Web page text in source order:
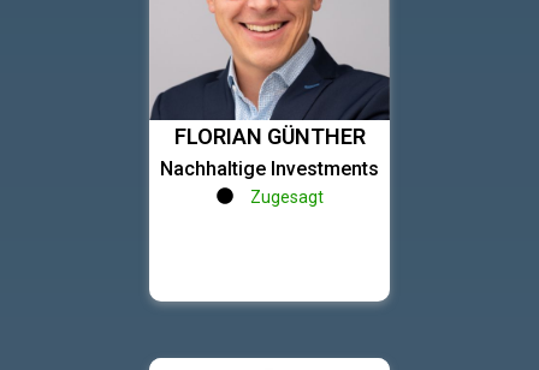
FLORIAN GÜNTHER
Nachhaltige Investments
Zugesagt